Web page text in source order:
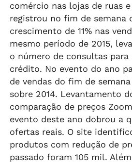
comércio nas lojas de ruas
registrou no fim de semana
crescimento de 11% nas
mesmo período de 2015,
o número de consultas para
crédito. No evento do ano
de vendas do fim de
sobre 2014. Levantamento
comparação de preços
evento deste ano dobrou a
ofertas reais. O site
produtos com redução de
passado foram 105 mil.